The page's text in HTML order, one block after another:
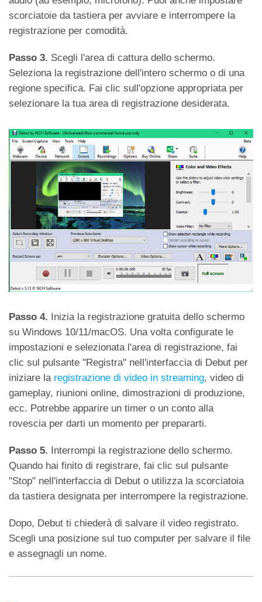
scorciatoie da tastiera per avviare e interrompere la
registrazione per comodità.
Passo 3. Scegli l'area di cattura dello schermo.
Seleziona la registrazione dell'intero schermo o di una
regione specifica. Fai clic sull'opzione appropriata per
selezionare la tua area di registrazione desiderata.
Passo 4. Inizia la registrazione gratuita dello schermo
su Windows 10/11/macOS. Una volta configurate le
impostazioni e selezionata l'area di registrazione, fai
clic sul pulsante "Registra" nell'interfaccia di Debut per
iniziare la registrazione di video in streaming, video di
gameplay, riunioni online, dimostrazioni di produzione,
ecc. Potrebbe apparire un timer o un conto alla
rovescia per darti un momento per prepararti.
Passo 5. Interrompi la registrazione dello schermo.
Quando hai finito di registrare, fai clic sul pulsante
"Stop" nell'interfaccia di Debut o utilizza la scorciatoia
da tastiera designata per interrompere la registrazione.
Dopo, Debut ti chiederà di salvare il video registrato.
Scegli una posizione sul tuo computer per salvare il file
e assegnagli un nome.